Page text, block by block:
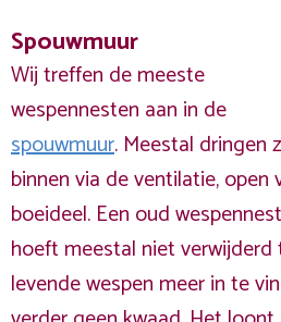
Spouwmuur
Wij treffen de meeste
wespennesten aan in de
spouwmuur. Meestal dringen
binnen via de ventilatie, open
boeideel. Een oud
hoeft meestal niet verwijderd
levende wespen meer in te